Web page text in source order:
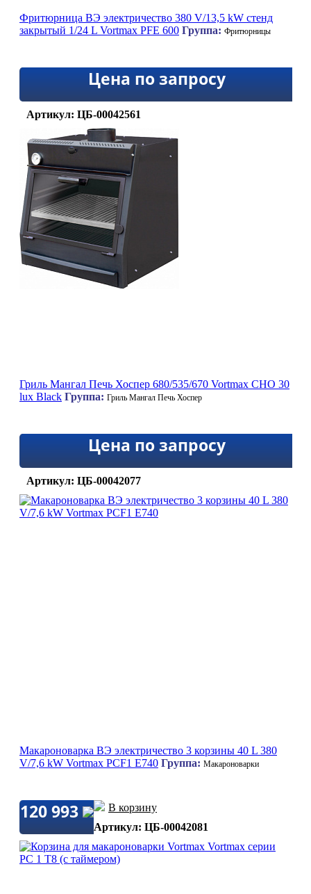
Фритюрница ВЭ электричество 380 V/13,5 kW стенд
закрытый 1/24 L Vortmax PFE 600 Группа: Фритюрницы
Цена по запросу
Артикул: ЦБ-00042561
Гриль Мангал Печь Хоспер 680/535/670 Vortmax CHO 30
lux Black Группа: Гриль Мангал Печь Хоспер
Цена по запросу
Артикул: ЦБ-00042077
Макароноварка ВЭ электричество 3 корзины 40 L 380
V/7,6 kW Vortmax PCF1 E740 Группа: Макароноварки
120 993
В корзину
Артикул: ЦБ-00042081